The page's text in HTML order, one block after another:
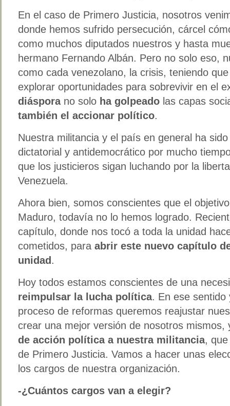
En el caso de Primero Justicia, nosotros
donde hemos sufrido persecución, cárcel
como muchos diputados nuestros y hasta
hermano Fernando Albán. Pero no solo eso,
como cada venezolano, la crisis, teniendo
explorar oportunidades para sobrevivir en el
diásporano solo ha golpeado las capas
también el accionar político.
Nuestra militancia y el país en general ha
dictatorial y antidemocrático por mucho
que los justicieros sigan luchando por la
Venezuela.
Ahora bien, somos conscientes que el
Maduro, todavía no lo hemos logrado.
capítulo, donde nos tocó a toda la unidad
cometidos, para abrir este nuevo capítulo
unidad.
Hoy todos estamos conscientes de una
reimpulsar la lucha política. En ese sentido
proceso de reformas queremos reajustar
crear una mejor versión de nosotros mismos,
de acción política a nuestra militancia,
de Primero Justicia. Vamos a hacer unas
los cargos de nuestra organización.
-¿Cuántos cargos van a elegir?